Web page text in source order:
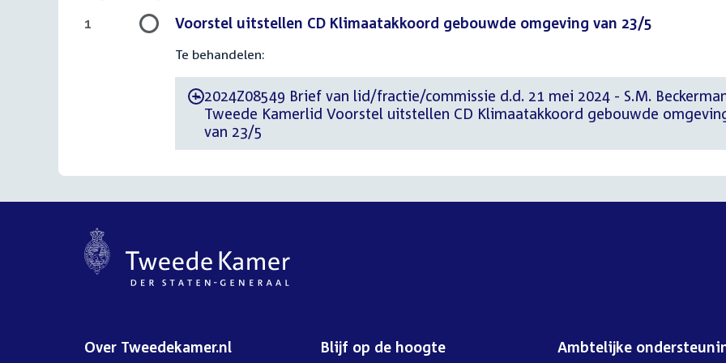
Voorstel uitstellen CD Klimaatakkoord gebouwde omgeving van 23/5
Te behandelen:
-2024Z08549 Brief van lid/fractie/commissie d.d. 21 mei 2024 - S.M.
Tweede Kamerlid Voorstel uitstellen CD Klimaatakkoord gebouwde
van 23/5
1
Over Tweedekamer.nl Blijf op de hoogte Ambtelijke